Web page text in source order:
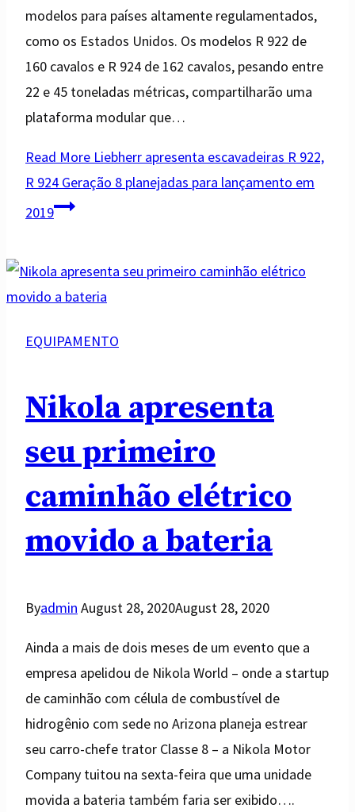
modelos para países altamente regulamentados,
como os Estados Unidos. Os modelos R 922 de
160 cavalos e R 924 de 162 cavalos, pesando entre
22 e 45 toneladas métricas, compartilharão uma
plataforma modular que…
Read More Liebherr apresenta escavadeiras R 922,
R 924 Geração 8 planejadas para lançamento em
2019
EQUIPAMENTO
Nikola apresenta
seu primeiro
caminhão elétrico
movido a bateria
Byadmin August 28, 2020August 28, 2020
Ainda a mais de dois meses de um evento que a
empresa apelidou de Nikola World – onde a startup
de caminhão com célula de combustível de
hidrogênio com sede no Arizona planeja estrear
seu carro-chefe trator Classe 8 – a Nikola Motor
Company tuitou na sexta-feira que uma unidade
movida a bateria também faria ser exibido….